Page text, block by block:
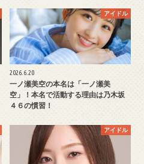
アイドル
2026.6.20
一ノ瀬美空の本名は「一ノ瀬美
空」！本名で活動する理由は乃木坂
４６の慣習！
アイドル